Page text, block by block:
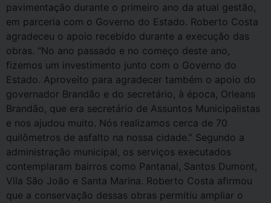
pavimentação durante o primeiro ano da atual gestão,
em parceria com o Governo do Estado. Roberto Costa
agradeceu o apoio recebido durante a execução das
obras. “No ano passado e no começo deste ano,
fizemos um investimento junto com o Governo do
Estado. Aproveito para agradecer também o apoio do
governador Brandão e do secretário, à época, Orleans
Brandão, que era secretário de Assuntos Municipalistas
e nos ajudou muito. Nós realizamos cerca de 70
quilômetros de asfalto na nossa cidade.” Segundo a
administração municipal, os serviços executados
contemplaram bairros como Pantanal, Santos Dumont,
Vila São João e Santa Marina. Roberto Costa afirmou
que a conservação dessas obras permitiu ampliar o